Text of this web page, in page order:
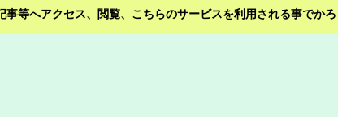
事等へアクセス、閲覧、こちらのサービスを利用される事でか